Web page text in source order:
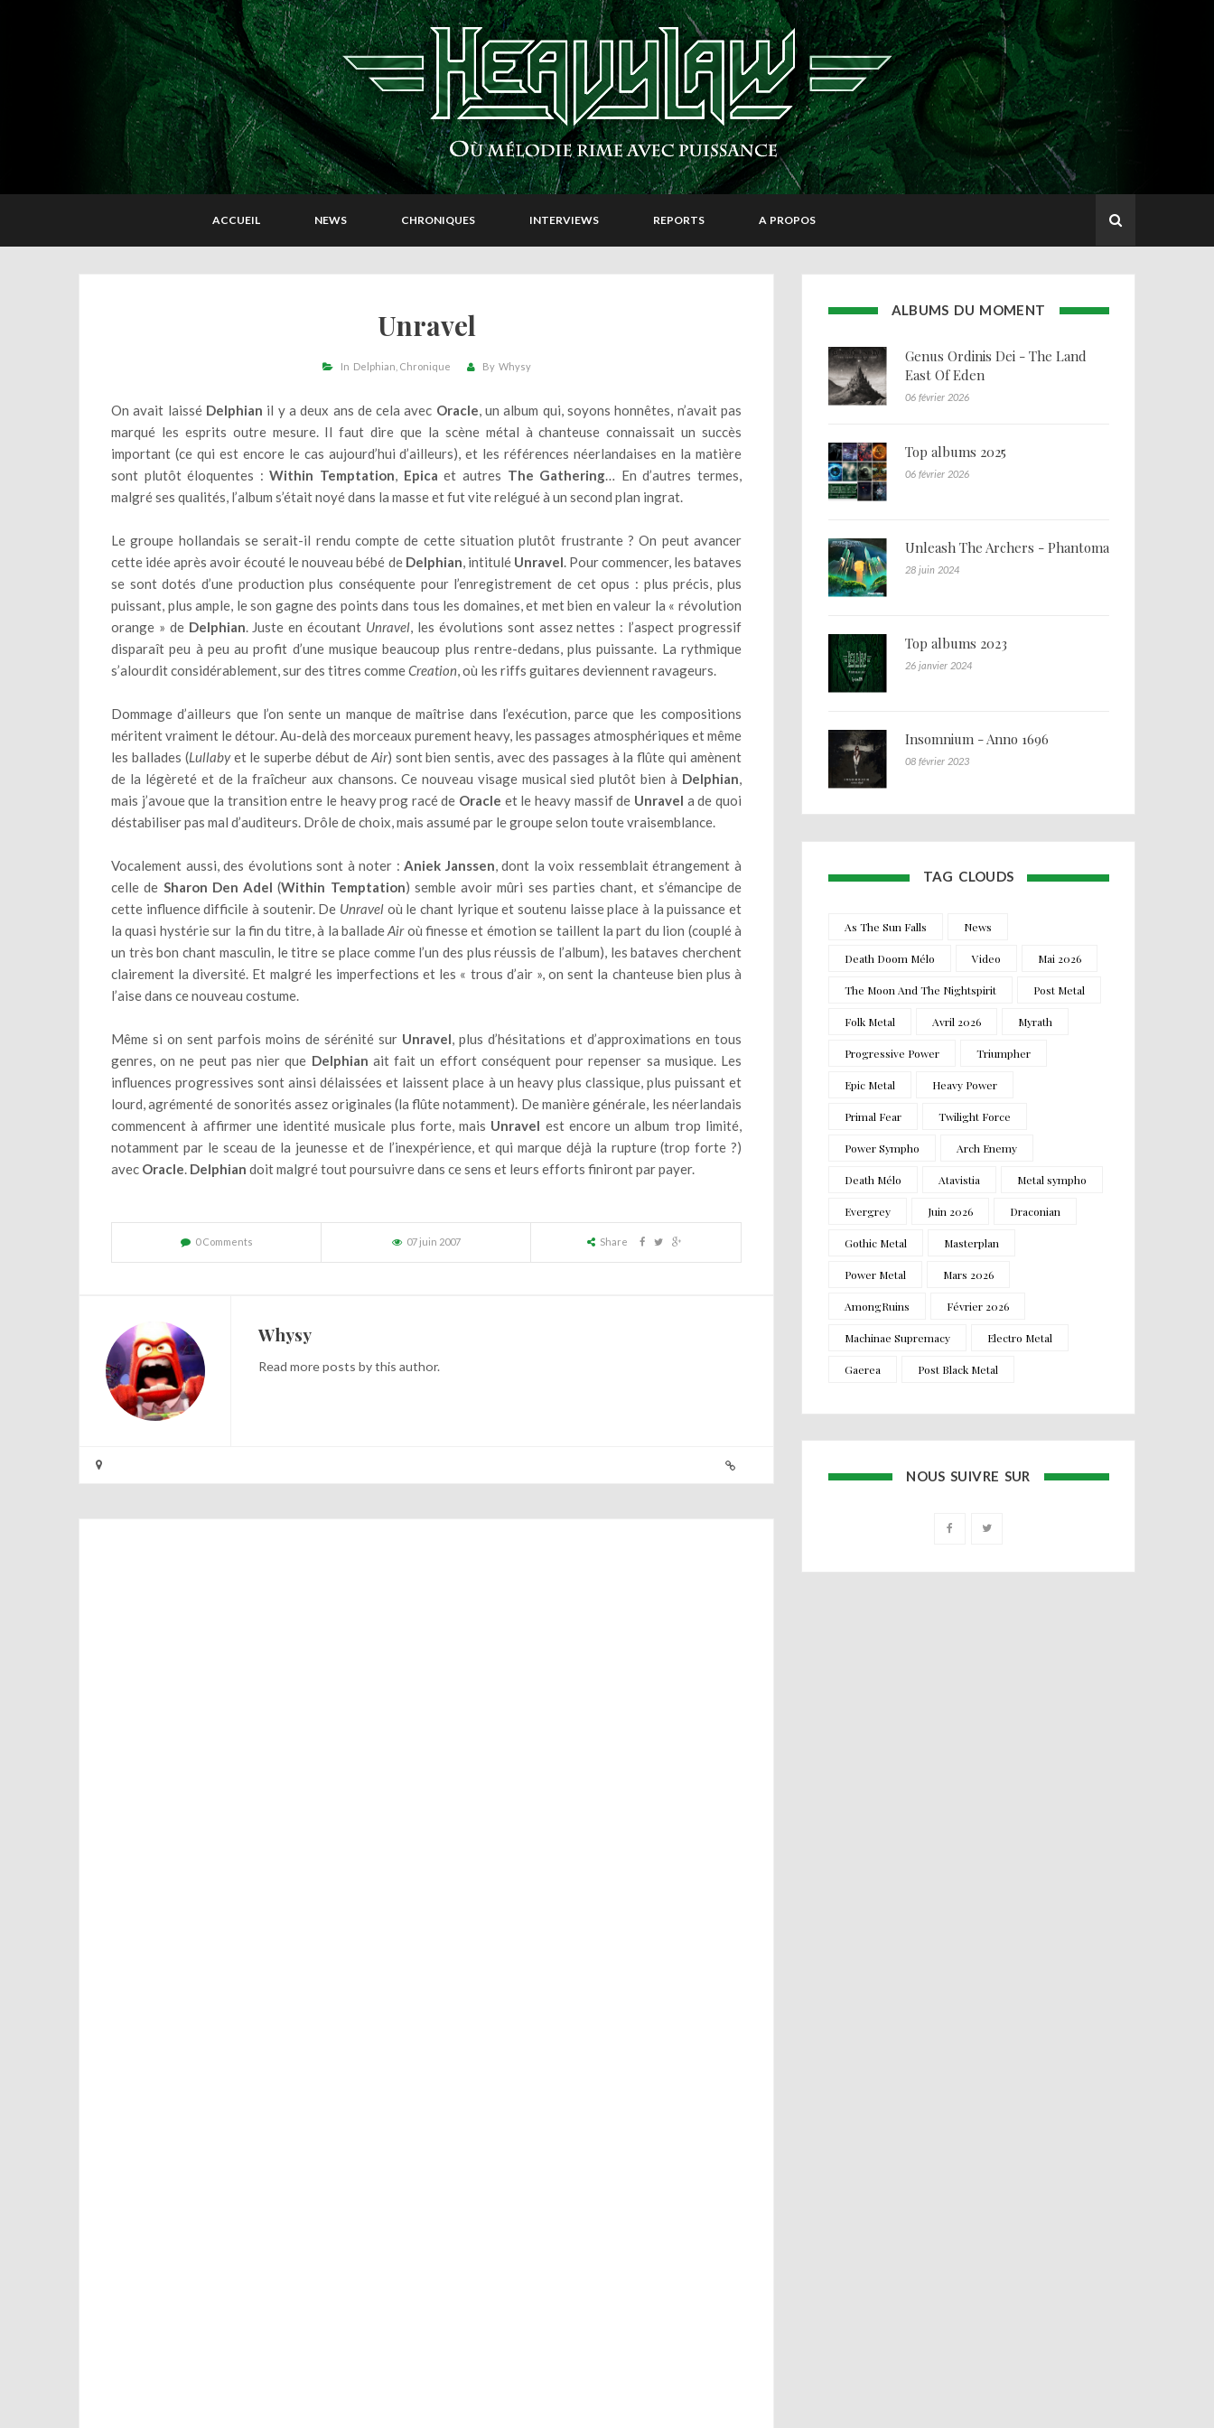
ACCUEIL NEWS CHRONIQUES INTERVIEWS REPORTS A PROPOS
Unravel
In Delphian Chronique By Whysy
On avait laissé Delphian il y a deux ans de cela avec Oracle, un album qui, soyons honnêtes, n’avait pas
marqué les esprits outre mesure. Il faut dire que la scène métal à chanteuse connaissait un succès
important (ce qui est encore le cas aujourd’hui d’ailleurs), et les références néerlandaises en la matière
sont plutôt éloquentes :Within Temptation, Epica et autres The Gathering… En d’autres termes,
malgré ses qualités, l’album s’était noyé dans la masse et fut vite relégué à un second plan ingrat.
Le groupe hollandais se serait-il rendu compte de cette situation plutôt frustrante ? On peut avancer
cette idée après avoir écouté le nouveau bébé de Delphian, intitulé Unravel. Pour commencer, les bataves
se sont dotés d’une production plus conséquente pour l’enregistrement de cet opus : plus précis, plus
puissant, plus ample, le son gagne des points dans tous les domaines, et met bien en valeur la « révolution
orange » de Delphian. Juste en écoutant Unravel, les évolutions sont assez nettes : l’aspect progressif
disparaît peu à peu au profit d’une musique beaucoup plus rentre-dedans, plus puissante. La rythmique
s’alourdit considérablement, sur des titres commeCreation, où les riffs guitares deviennent ravageurs.
Dommage d’ailleurs que l’on sente un manque de maîtrise dans l’exécution, parce que les compositions
méritent vraiment le détour. Au-delà des morceaux purement heavy, les passages atmosphériques et même
les ballades (Lullabyet le superbe début de Air) sont bien sentis, avec des passages à la flûte qui amènent
de la légèreté et de la fraîcheur aux chansons. Ce nouveau visage musical sied plutôt bien à Delphian,
mais j’avoue que la transition entre le heavy prog racé de Oracle et le heavy massif de Unravel a de quoi
déstabiliser pas mal d’auditeurs. Drôle de choix, mais assumé par le groupe selon toute vraisemblance.
Vocalement aussi, des évolutions sont à noter :Aniek Janssen, dont la voix ressemblait étrangement à
celle de Sharon Den Adel (Within Temptation) semble avoir mûri ses parties chant, et s’émancipe de
cette influence difficile à soutenir. De Unravel où le chant lyrique et soutenu laisse place à la puissance et
la quasi hystérie sur la fin du titre, à la balladeAiroù finesse et émotion se taillent la part du lion (couplé à
un très bon chant masculin, le titre se place comme l’un des plus réussis de l’album), les bataves cherchent
clairement la diversité. Et malgré les imperfections et les « trous d’air », on sent la chanteuse bien plus à
l’aise dans ce nouveau costume.
Même si on sent parfois moins de sérénité sur Unravel, plus d’hésitations et d’approximations en tous
genres, on ne peut pas nier que Delphian ait fait un effort conséquent pour repenser sa musique. Les
influences progressives sont ainsi délaissées et laissent place à un heavy plus classique, plus puissant et
lourd, agrémenté de sonorités assez originales (la flûte notamment). De manière générale, les néerlandais
commencent à affirmer une identité musicale plus forte, mais Unravel est encore un album trop limité,
notamment par le sceau de la jeunesse et de l’inexpérience, et qui marque déjà la rupture (trop forte ?)
avec Oracle. Delphian doit malgré tout poursuivre dans ce sens et leurs efforts finiront par payer.
0 Comments 07 juin 2007 Share
Whysy
Read more posts by this author.
ALBUMS DU MOMENT
Genus Ordinis Dei - The Land
East Of Eden
06 février 2026
Top albums 2025
06 février 2026
Unleash The Archers - Phantoma
28 juin 2024
Top albums 2023
26 janvier 2024
Insomnium - Anno 1696
08 février 2023
TAG CLOUDS
As The Sun Falls News
Death Doom Mélo Video Mai 2026
The Moon And The Nightspirit Post Metal
Folk Metal Avril 2026 Myrath
Progressive Power Triumpher
Epic Metal Heavy Power
Primal Fear Twilight Force
Power Sympho Arch Enemy
Death Mélo Atavistia Metal sympho
Evergrey Juin 2026 Draconian
Gothic Metal Masterplan
Power Metal Mars 2026
AmongRuins Février 2026
Machinae Supremacy Electro Metal
Gaerea Post Black Metal
NOUS SUIVRE SUR